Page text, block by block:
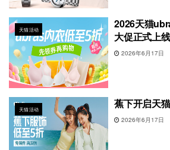
天猫活动
2026天猫
大促正式上线
2026年6月17日
天猫活动 蕉下开启天
2026年6月17日